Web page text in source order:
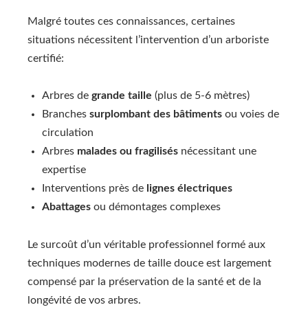
Malgré toutes ces connaissances, certaines
situations nécessitent l’intervention d’un arboriste
certifié:
Arbres de grande taille (plus de 5-6 mètres)
Branches surplombant des bâtiments ou voies de
circulation
Arbres malades ou fragilisés nécessitant une
expertise
Interventions près de lignes électriques
Abattages ou démontages complexes
Le surcoût d’un véritable professionnel formé aux
techniques modernes de taille douce est largement
compensé par la préservation de la santé et de la
longévité de vos arbres.